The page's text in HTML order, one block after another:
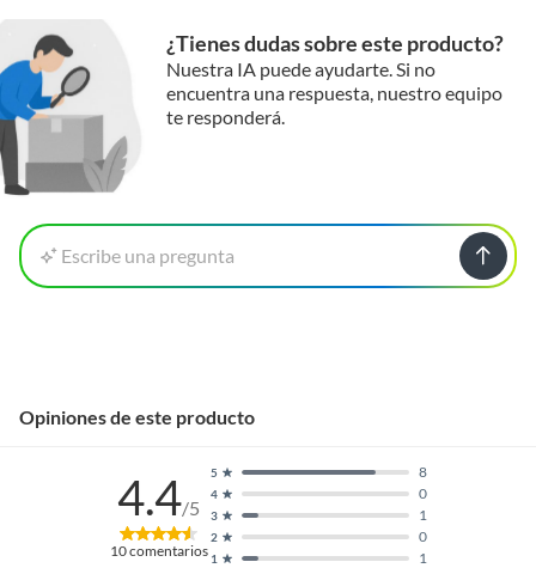
¿Tienes dudas sobre este producto?
Nuestra IA puede ayudarte. Si no
encuentra una respuesta, nuestro equipo
te responderá.
Escribe una pregunta
Opiniones de este producto
4.4/5
10comentarios 1 1
2 0
3 1
4 0
5 8